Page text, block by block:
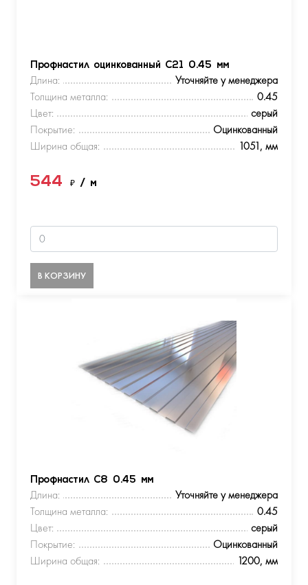
Профнастил оцинкованный С21 0.45 мм
Длина:
Уточняйте у менеджера
Толщина металла:
0.45
Цвет:
серый
Покрытие:
Оцинкованный
Ширина общая:
1051, мм
544 ₽ / м
В КОРЗИНУ
Профнастил С8 0.45 мм
Длина:
Уточняйте у менеджера
Толщина металла:
0.45
Цвет:
серый
Покрытие:
Оцинкованный
Ширина общая:
1200, мм